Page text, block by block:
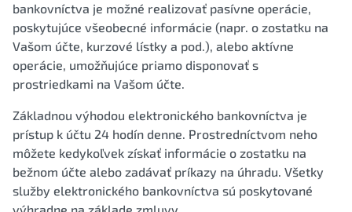
bankovníctva je možné realizovať pasívne operácie,
poskytujúce všeobecné informácie (napr. o zostatku na
Vašom účte, kurzové lístky a pod.), alebo aktívne
operácie, umožňujúce priamo disponovať s
prostriedkami na Vašom účte.
Základnou výhodou elektronického bankovníctva je
prístup k účtu 24 hodín denne. Prostredníctvom neho
môžete kedykoľvek získať informácie o zostatku na
bežnom účte alebo zadávať príkazy na úhradu. Všetky
služby elektronického bankovníctva sú poskytované